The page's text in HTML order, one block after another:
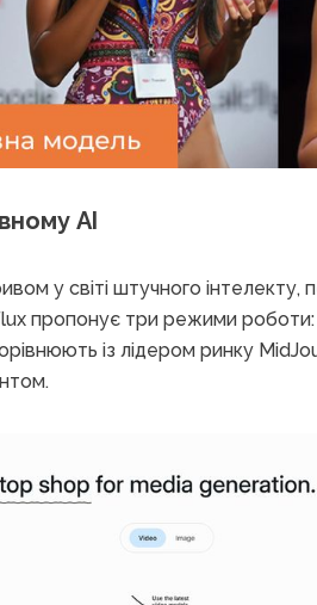
AI
у світі штучного
пропонує три режими
із лідером ринку